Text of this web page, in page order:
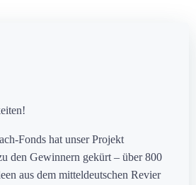
Fonds hat unser Projekt
den Gewinnern gekürt – über 800
aus dem mitteldeutschen Revier